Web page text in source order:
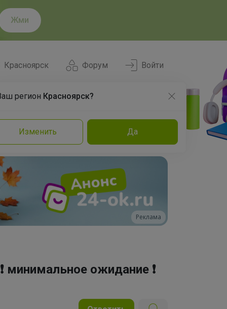
Жми
Форум
Красноярск
регион Красноярск?
Изменить Да
Войти
Команда Эксперты
Реклама
минимальное ожидание ❗